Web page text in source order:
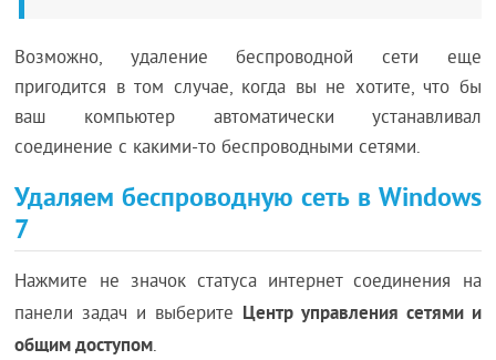
Возможно, удаление беспроводной сети еще
пригодится в том случае, когда вы не хотите, что бы
ваш компьютер автоматически устанавливал
соединение с какими-то беспроводными сетями.
Удаляем беспроводную сеть в Windows
7
Нажмите не значок статуса интернет соединения на
панели задач и выберите Центр управления сетями и
общим доступом.